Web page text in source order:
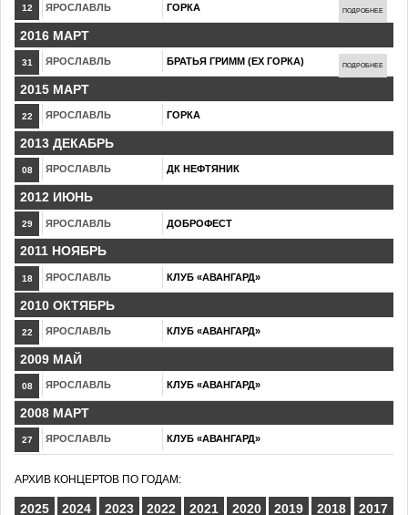
12 ЯРОСЛАВЛЬ ГОРКА ПОДРОБНЕЕ
2016 МАРТ
31 ЯРОСЛАВЛЬ БРАТЬЯ ГРИММ (ЕХ ГОРКА) ПОДРОБНЕЕ
2015 МАРТ
22 ЯРОСЛАВЛЬ ГОРКА
2013 ДЕКАБРЬ
08 ЯРОСЛАВЛЬ ДК НЕФТЯНИК
2012 ИЮНЬ
29 ЯРОСЛАВЛЬ ДОБРОФЕСТ
2011 НОЯБРЬ
18 ЯРОСЛАВЛЬ КЛУБ «АВАНГАРД»
2010 ОКТЯБРЬ
22 ЯРОСЛАВЛЬ КЛУБ «АВАНГАРД»
2009 МАЙ
08 ЯРОСЛАВЛЬ КЛУБ «АВАНГАРД»
2008 МАРТ
27 ЯРОСЛАВЛЬ КЛУБ «АВАНГАРД»
АРХИВ КОНЦЕРТОВ ПО ГОДАМ:
2025 2024 2023 2022 2021 2020 2019 2018 2017